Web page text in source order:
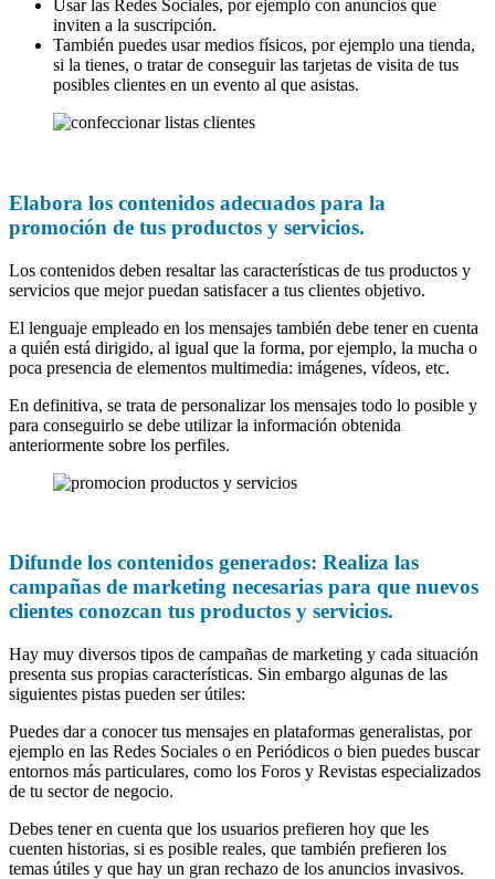
Usar las Redes Sociales, por ejemplo con anuncios que
inviten a la suscripción.
También puedes usar medios físicos, por ejemplo una tienda,
si la tienes, o tratar de conseguir las tarjetas de visita de tus
posibles clientes en un evento al que asistas.
Elabora los contenidos adecuados para la
promoción de tus productos y servicios.
Los contenidos deben resaltar las características de tus productos y
servicios que mejor puedan satisfacer a tus clientes objetivo.
El lenguaje empleado en los mensajes también debe tener en cuenta
a quién está dirigido, al igual que la forma, por ejemplo, la mucha o
poca presencia de elementos multimedia: imágenes, vídeos, etc.
En definitiva, se trata de personalizar los mensajes todo lo posible y
para conseguirlo se debe utilizar la información obtenida
anteriormente sobre los perfiles.
Difunde los contenidos generados: Realiza las
campañas de marketing necesarias para que nuevos
clientes conozcan tus productos y servicios.
Hay muy diversos tipos de campañas de marketing y cada situación
presenta sus propias características. Sin embargo algunas de las
siguientes pistas pueden ser útiles:
Puedes dar a conocer tus mensajes en plataformas generalistas, por
ejemplo en las Redes Sociales o en Periódicos o bien puedes buscar
entornos más particulares, como los Foros y Revistas especializados
de tu sector de negocio.
Debes tener en cuenta que los usuarios prefieren hoy que les
cuenten historias, si es posible reales, que también prefieren los
temas útiles y que hay un gran rechazo de los anuncios invasivos.